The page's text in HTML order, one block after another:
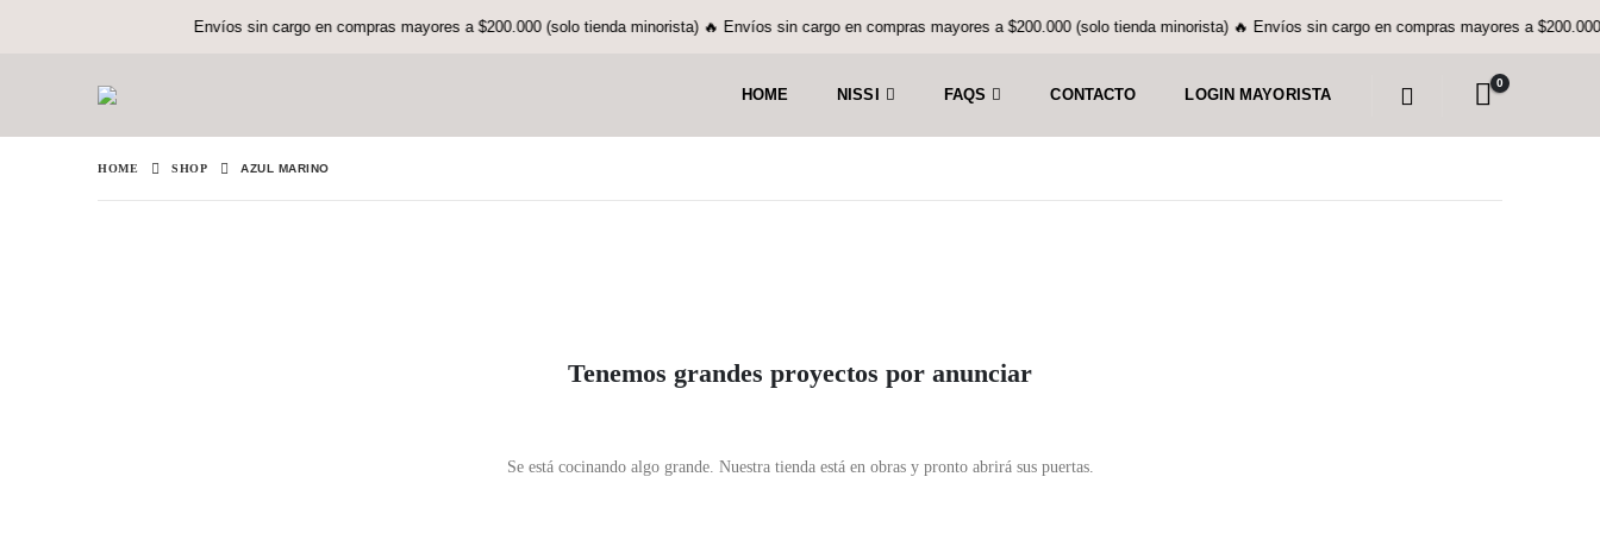
Envíos sin cargo en compras mayores a $200.000 (solo tienda minorista) 🔥 Envíos sin cargo en compras mayores a $200.000 (solo tienda minorista) 🔥 Envíos sin cargo en compras mayores a $200.000
HOME NISSI FAQS CONTACTO LOGIN MAYORISTA
0
HOME SHOP AZUL MARINO
Tenemos grandes proyectos por anunciar
Se está cocinando algo grande. Nuestra tienda está en obras y pronto abrirá sus puertas.